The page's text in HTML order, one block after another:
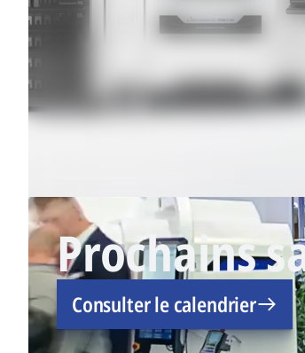
Prochains
Consulter le calendrier